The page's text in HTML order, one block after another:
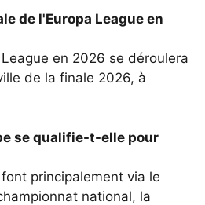
de l'Europa League en
en 2026 se déroulera
de la finale 2026, à
se qualifie-t-elle pour
principalement via le
national, la